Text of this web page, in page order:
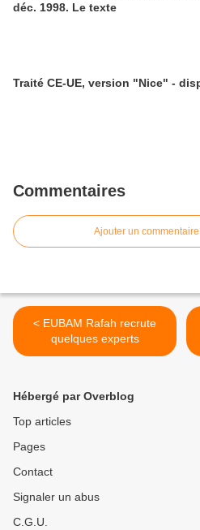
déc. 1998. Le texte
Traité CE-UE, version "Nice" -
Commentaires
Ajouter un commentaire
< EUBAM Rafah recrute
quelques experts
Hébergé par Overblog
Top articles
Pages
Contact
Signaler un abus
C.G.U.